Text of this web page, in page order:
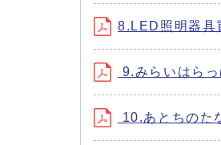
8.LED照明器具
9.みらいはら
10.あとちのた